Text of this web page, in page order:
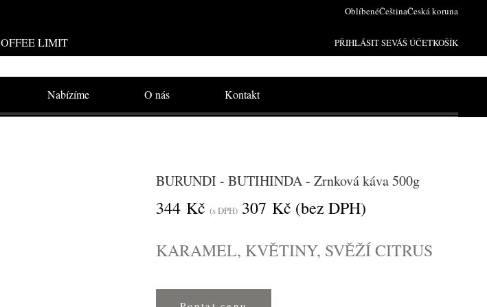
OblíbenéČeštinaČeská koruna
PŘIHLÁSIT SEVÁŠ ÚČETKOŠÍK
Nabízíme O nás Kontakt
BURUNDI - BUTIHINDA - Zrnková káva 500g
344 Kč (s DPH) 307 Kč (bez DPH)
KARAMEL, KVĚTINY, SVĚŽÍ CITRUS